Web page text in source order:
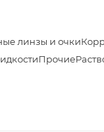
линзы и очки
Прочие